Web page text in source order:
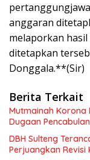
anggaran
melaporkan
ditetapkan
Donggala.**(Sir)
Berita Terkait
Mutmainah Korona
Dugaan
DBH Sulteng
Perjuangkan Revisi